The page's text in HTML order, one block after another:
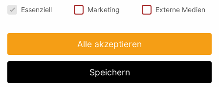
Datenschutz
Essenziell Marketing Externe Medien
Alle akzeptieren
Speichern